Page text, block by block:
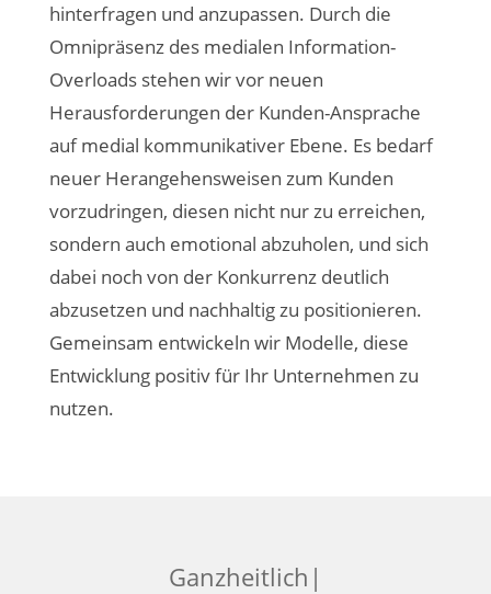
hinterfragen und anzupassen. Durch die
Omnipräsenz des medialen Information-
Overloads stehen wir vor neuen
Herausforderungen der Kunden-Ansprache
auf medial kommunikativer Ebene. Es bedarf
neuer Herangehensweisen zum Kunden
vorzudringen, diesen nicht nur zu erreichen,
sondern auch emotional abzuholen, und sich
dabei noch von der Konkurrenz deutlich
abzusetzen und nachhaltig zu positionieren.
Gemeinsam entwickeln wir Modelle, diese
Entwicklung positiv für Ihr Unternehmen zu
nutzen.
Ganz|